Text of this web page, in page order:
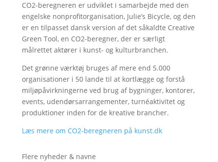
CO2-beregneren er udviklet i samarbejde med den
engelske nonprofitorganisation, Julie’s Bicycle, og den
er en tilpasset dansk version af det såkaldte Creative
Green Tool, en CO2-beregner, der er særligt
målrettet aktører i kunst- og kulturbranchen.
Det grønne værktøj bruges af mere end 5.000
organisationer i 50 lande til at kortlægge og forstå
miljøpåvirkningerne ved brug af bygninger, kontorer,
events, udendørsarrangementer, turnéaktivitet og
produktioner inden for de kreative brancher.
Læs mere om CO2-beregneren på kunst.dk
Flere nyheder & navne